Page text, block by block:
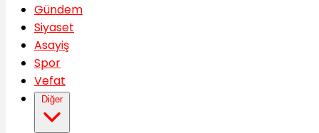
Gündem
Siyaset
Asayiş
Spor
Vefat
Diğer